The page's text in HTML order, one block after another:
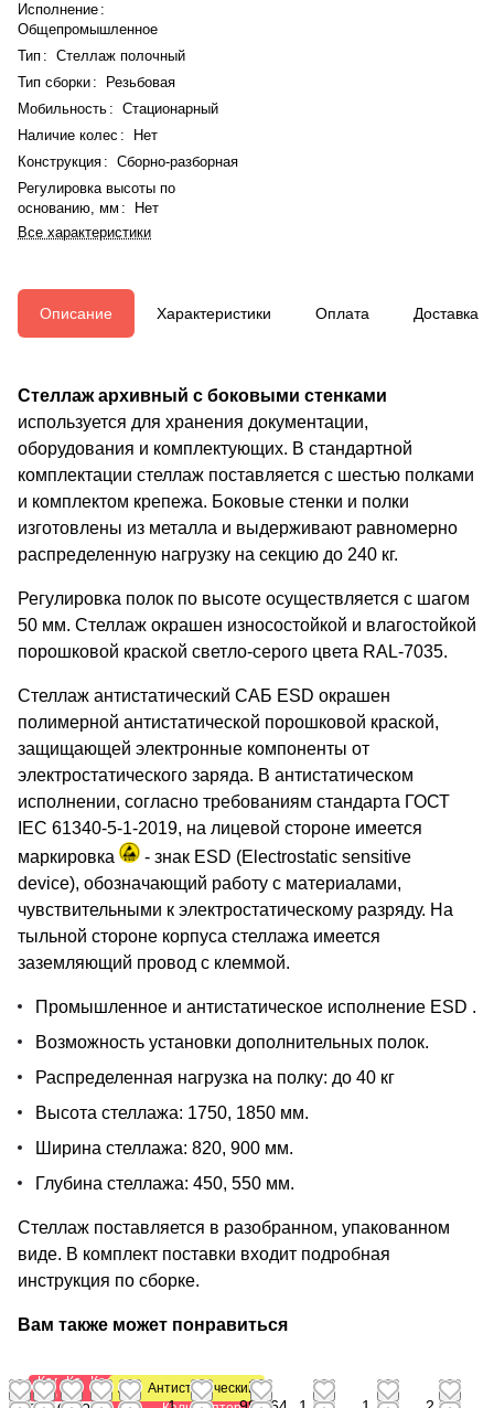
Исполнение :
Общепромышленное
Тип : Стеллаж полочный
Тип сборки:
Резьбовая
Мобильность : Стационарный
Наличие колес :
Нет
Конструкция : Сборно-разборная
Регулировка высоты по
основанию, мм :
Нет
Все характеристики
Описание Характеристики Оплата Доставка
Стеллаж архивный с боковыми стенками
используется для хранения документации,
оборудования и комплектующих. В стандартной
комплектации стеллаж поставляется с шестью полками
и комплектом крепежа. Боковые стенки и полки
изготовлены из металла и выдерживают равномерно
распределенную нагрузку на секцию до 240 кг.
Регулировка полок по высоте осуществляется с шагом
50 мм. Стеллаж окрашен износостойкой и влагостойкой
порошковой краской светло-серого цвета RAL-7035.
Стеллаж антистатический САБ ESD окрашен
полимерной антистатической порошковой краской,
защищающей электронные компоненты от
электростатического заряда. В антистатическом
исполнении, согласно требованиям стандарта ГОСТ
IEC 61340-5-1-2019, на лицевой стороне имеется
маркировка
- знак ESD (Electrostatic sensitive
device), обозначающий работу с материалами,
чувствительными к электростатическому разряду. На
тыльной стороне корпуса стеллажа имеется
заземляющий провод с клеммой.
Промышленное и антистатическое исполнение ESD .
Возможность установки дополнительных полок.
Распределенная нагрузка на полку: до 40 кг
Высота стеллажа: 1750, 1850 мм.
Ширина стеллажа: 820, 900 мм.
Глубина стеллажа: 450, 550 мм.
Стеллаж поставляется в разобранном, упакованном
виде. В комплект поставки входит подробная
инструкция по сборке.
Вам также может понравиться
Калькулятор
стеллажей
Калькулятор
стеллажей
Калькулятор
стеллажей
Антистатический
Антистатический